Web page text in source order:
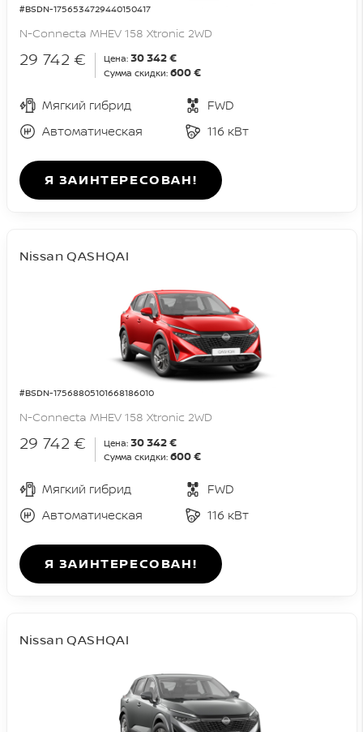
#BSDN-1756534729440150417
N-Connecta MHEV 158 Xtronic 2WD
29 742 € Цена: 30 342 €
Сумма скидки: 600 €
Мягкий гибрид
FWD
Автоматическая
116 кВт
Я ЗАИНТЕРЕСОВАН!
#BSDN-17568805101668186010
Nissan QASHQAI
N-Connecta MHEV 158 Xtronic 2WD
29 742 € Цена: 30 342 €
Сумма скидки: 600 €
Мягкий гибрид
FWD
Автоматическая
116 кВт
Я ЗАИНТЕРЕСОВАН!
Nissan QASHQAI